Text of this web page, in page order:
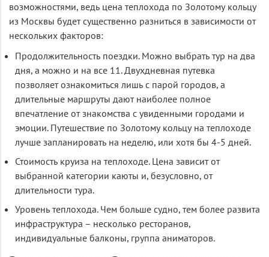
возможностями, ведь цена теплохода по Золотому кольцу
из Москвы будет существенно разниться в зависимости от
нескольких факторов:
Продолжительность поездки. Можно выбрать тур на два
дня, а можно и на все 11. Двухдневная путевка
позволяет ознакомиться лишь с парой городов, а
длительные маршруты дают наиболее полное
впечатление от знакомства с увиденными городами и
эмоции. Путешествие по Золотому кольцу на теплоходе
лучше запланировать на неделю, или хотя бы 4-5 дней.
Стоимость круиза на теплоходе. Цена зависит от
выбранной категории каюты и, безусловно, от
длительности тура.
Уровень теплохода. Чем больше судно, тем более развита
инфраструктура – несколько ресторанов,
индивидуальные балконы, группа аниматоров.